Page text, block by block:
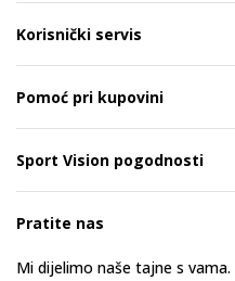
Korisnički servis
Pomoć pri kupovini
Sport Vision pogodnosti
Pratite nas
Mi dijelimo naše tajne s